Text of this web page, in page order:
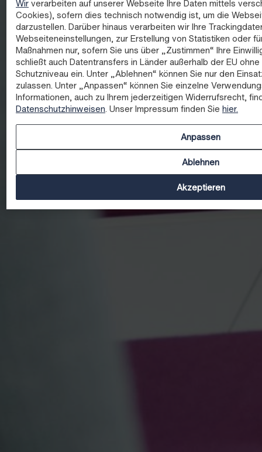
Wirverarbeiten auf unserer Webseite Ihre Daten mittels
Cookies), sofern dies technisch notwendig ist, um die
darzustellen. Darüber hinaus verarbeiten wir Ihre
Webseiteneinstellungen, zur Erstellung von Statistiken oder
Maßnahmen nur, sofern Sie uns über „Zustimmen“ Ihre
schließt auch Datentransfers in Länder außerhalb der EU
Schutzniveau ein. Unter „Ablehnen“ können Sie nur den
zulassen. Unter „Anpassen“ können Sie einzelne
Informationen, auch zu Ihrem jederzeitigen Widerrufsrecht,
Datenschutzhinweisen. Unser Impressum finden Sie hier.
Anpassen
Ablehnen
Akzeptieren